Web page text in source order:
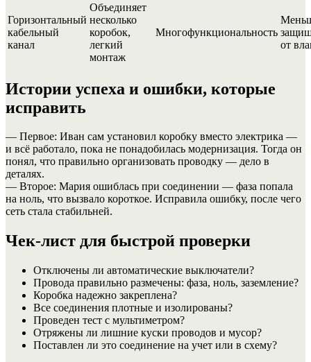
Горизонтальный
кабельный
канал
Объединяет
несколько
коробок,
легкий
монтаж
Многофункциональность
от
Истории успеха и ошибки, которые
исправить
— Первое: Иван сам установил коробку вместо электрика —
и всё работало, пока не понадобилась модернизация. Тогда он
понял, что правильно организовать проводку — дело в
деталях.
— Второе: Мария ошиблась при соединении — фаза попала
на ноль, что вызвало короткое. Исправила ошибку, после чего
сеть стала стабильней.
Чек-лист для быстрой проверки
Отключены ли автоматические выключатели?
Провода правильно размечены: фаза, ноль, заземление?
Коробка надежно закреплена?
Все соединения плотные и изолированы?
Проведен тест с мультиметром?
Отряжены ли лишние куски проводов и мусор?
Поставлен ли это соединение на учет или в схему?